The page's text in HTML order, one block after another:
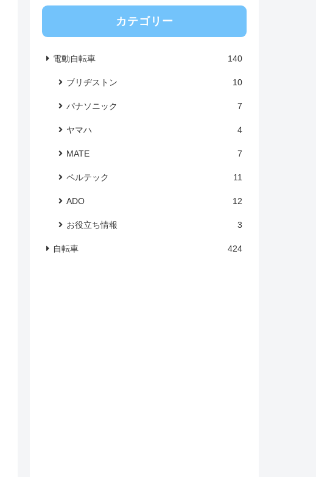
カテゴリー
電動自転車 140
ブリヂストン 10
パナソニック 7
ヤマハ 4
MATE 7
ペルテック 11
ADO 12
お役立ち情報 3
自転車 424